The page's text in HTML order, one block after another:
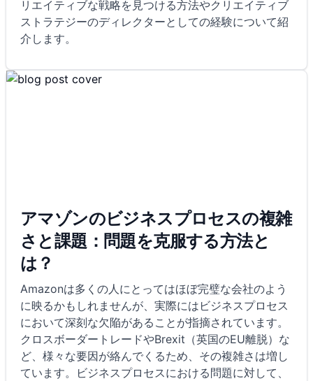
リエイティブな戦略を見つける方法やクリエイティブ
ストラテジーのディレクターとしての経験について紹
介します。
アマゾンのビジネスプロセスの複雑
さと課題：問題を克服する方法と
は？
Amazonは多くの人にとってはほぼ完璧な会社のよう
に映るかもしれませんが、実際にはビジネスプロセス
において深刻な欠陥があることが指摘されています。
クロスボーダートレードやBrexit（英国のEU離脱）な
ど、様々な要因が絡んでくるため、その複雑さは増し
ています。ビジネスプロセスにおける問題に対して、